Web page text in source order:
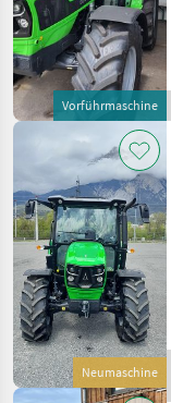
Vorführmaschine
Neumaschine